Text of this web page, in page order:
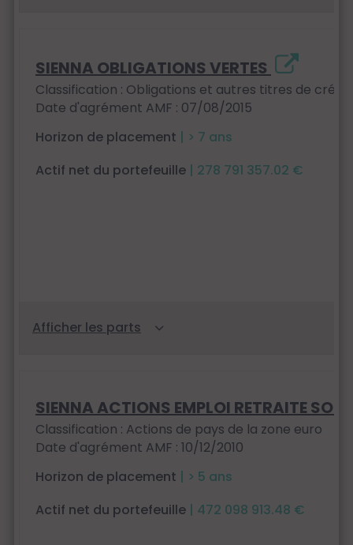
SIENNA OBLIGATIONS VERTES
Classification : Obligations et autres titres de
Date d'agrément AMF : 07/08/2015
Horizon de placement | > 7 ans
Actif net du portefeuille | 278 791 357.02 €
SIENNA ACTIONS EMPLOI RETRAITE
Classification : Actions de pays de la zone euro
Date d'agrément AMF : 10/12/2010
Horizon de placement | > 5 ans
Actif net du portefeuille | 472 098 913.48 €